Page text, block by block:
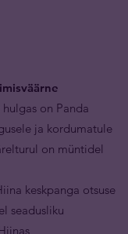
on Panda
ja kordumatule
on müntidel
keskpanga otsuse
seadusliku